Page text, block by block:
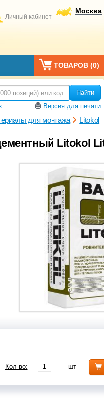
Москва
Личный кабинет
ТОВАРОВ (0)
Найти
Версия для печати
для монтажа Litokol
Litokol
Кол-во: шт